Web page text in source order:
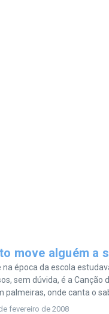
move alguém a
na época da escola
sem dúvida, é a Canção
palmeiras, onde canta o
fevereiro de 2008